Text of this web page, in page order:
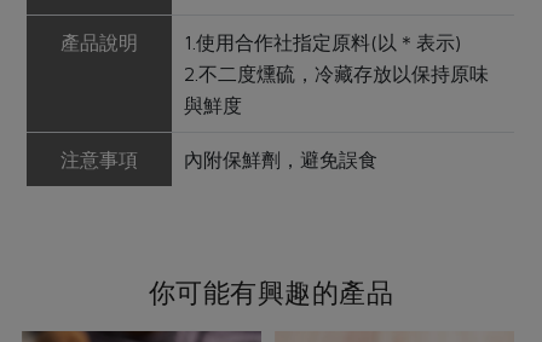
產品說明
1.使用合作社指定原料(以＊表示)
2.不二度燻硫，冷藏存放以保持原味
與鮮度
注意事項 內附保鮮劑，避免誤食
你可能有興趣的產品